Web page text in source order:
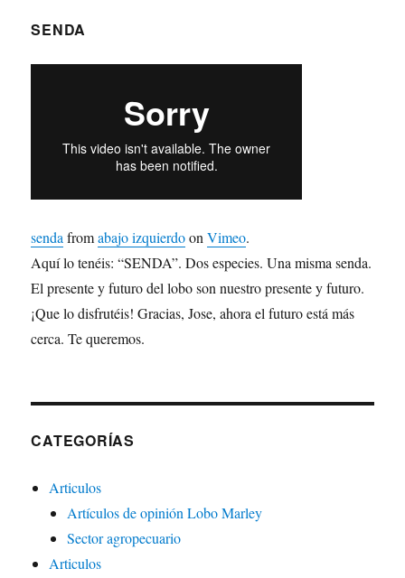
SENDA
senda fromabajo izquierdoonVimeo.
Aquí lo tenéis: “SENDA”. Dos especies. Una misma senda.
El presente y futuro del lobo son nuestro presente y futuro.
¡Que lo disfrutéis! Gracias, Jose, ahora el futuro está más
cerca. Te queremos.
CATEGORÍAS
Articulos
Artículos de opinión Lobo Marley
Sector agropecuario
Articulos